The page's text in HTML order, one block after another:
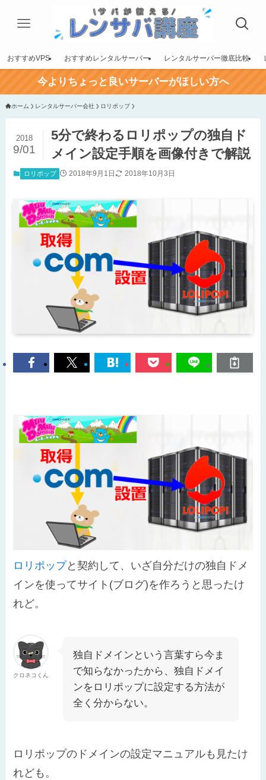
おすすめVPS おすすめレンタルサーバー レンタルサーバー徹底比較
今よりちょっと良いサーバーがほしい方へ
ホーム レンタルサーバー会社 ロリポップ
5分で終わるロリポップの独自ド
メイン設定手順を画像付きで解説
2018
9/01
ロリポップ 2018年9月1日 2018年10月3日
ロリポップと契約して、いざ自分だけの独自ドメ
インを使ってサイト(ブログ)を作ろうと思ったけ
れど。
クロネコくん
独自ドメインという言葉すら今ま
で知らなかったから、独自ドメイ
ンをロリポップに設定する方法が
全く分からない。
ロリポップのドメインの設定マニュアルも見たけ
れども。